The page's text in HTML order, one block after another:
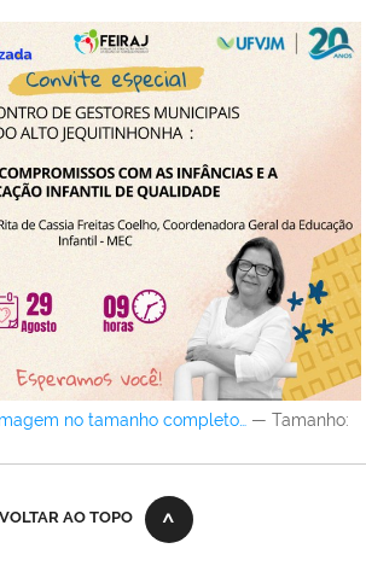
no tamanho completo… — Tamanho:
VOLTAR AO TOPO